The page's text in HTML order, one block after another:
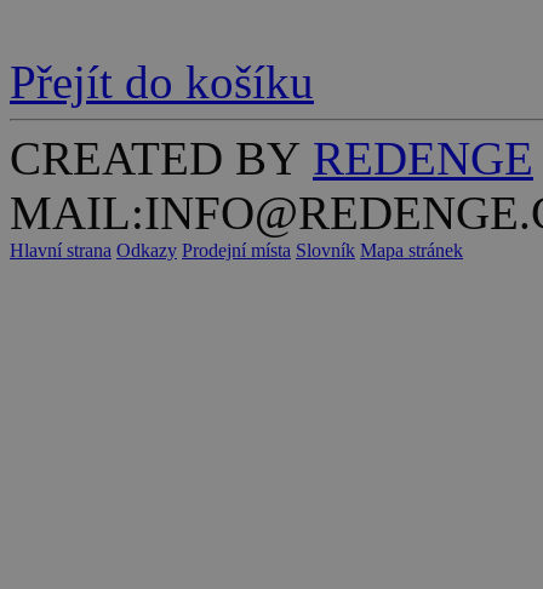
Přejít do košíku
CREATED BY REDENGE
Hlavní strana Odkazy Prodejní místa Slovník Mapa stránek